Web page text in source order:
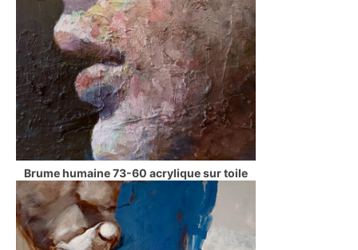
Brume humaine 73-60 acrylique sur toile